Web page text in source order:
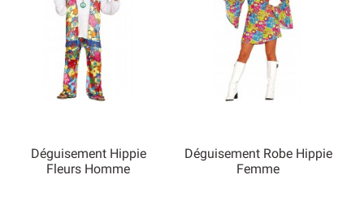
Déguisement Hippie
Fleurs Homme
Déguisement Robe Hippie
Femme